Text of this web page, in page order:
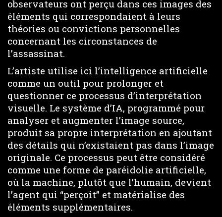
observateurs ont perçu dans ces images des
éléments qui correspondaient à leurs
théories ou convictions personnelles
concernant les circonstances de
l’assassinat.
L’artiste utilise ici l’intelligence artificielle
comme un outil pour prolonger et
questionner ce processus d’interprétation
visuelle. Le système d’IA, programmé pour
analyser et augmenter l’image source,
produit sa propre interprétation en ajoutant
des détails qui n’existaient pas dans l’image
originale. Ce processus peut être considéré
comme une forme de paréidolie artificielle,
où la machine, plutôt que l’humain, devient
l’agent qui “perçoit” et matérialise des
éléments supplémentaires.